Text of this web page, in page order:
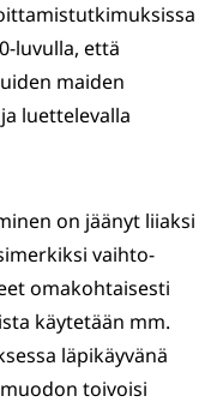
luvulla, että
maiden
luettelevalla
on jäänyt liiaksi
vaihto-
omakohtaisesti
käytetään mm.
läpikäyvänä
toivoisi